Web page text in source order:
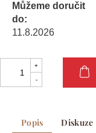
Můžeme doručit
do:
11.8.2026
Popis Diskuze